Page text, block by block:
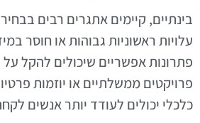
בינתיים, קיימים אתגרים רבים
עלויות ראשוניות גבוהות או חוסר
פתרונות אפשריים שיכולים להקל
פרויקטים ממשלתיים או יוזמות
כלכלי יכולים לעודד יותר אנשים